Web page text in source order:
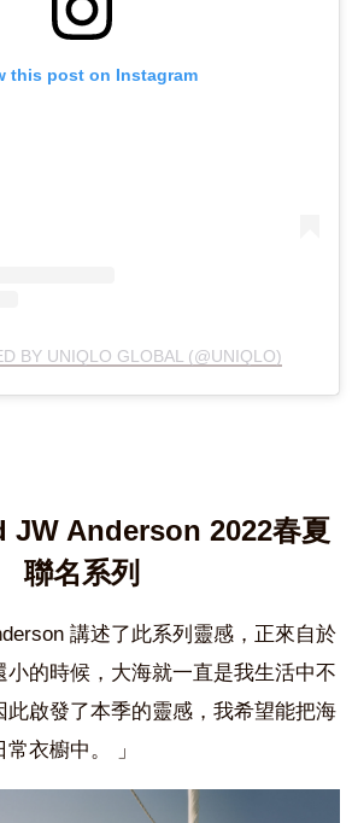
this post on Instagram
BY UNIQLO GLOBAL (@UNIQLO)
JW Anderson 2022春夏
聯名系列
講述了此系列靈感，正來自於
小的時候，大海就一直是我生活中不
此啟發了本季的靈感，我希望能把海
衣櫥中。
」